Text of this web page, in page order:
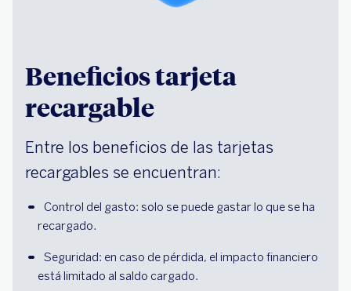
Beneficios tarjeta
recargable
Entre los beneficios de las tarjetas
recargables se encuentran:
Control del gasto: solo se puede gastar lo que se ha
recargado.
Seguridad: en caso de pérdida, el impacto financiero
está limitado al saldo cargado.